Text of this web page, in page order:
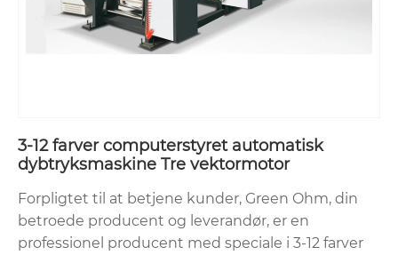
3-12 farver computerstyret automatisk
dybtryksmaskine Tre vektormotor
Forpligtet til at betjene kunder, Green Ohm, din
betroede producent og leverandør, er en
professionel producent med speciale i 3-12 farver